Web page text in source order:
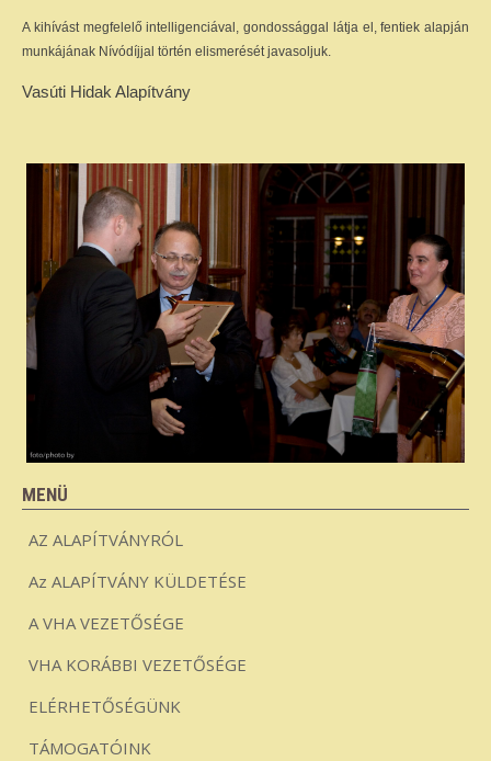
A kihívást megfelelő intelligenciával, gondossággal látja el, fentiek alapján
munkájának Nívódíjjal történ elismerését javasoljuk.
Vasúti Hidak Alapítvány
MENÜ
AZ ALAPÍTVÁNYRÓL
Az ALAPÍTVÁNY KÜLDETÉSE
A VHA VEZETŐSÉGE
VHA KORÁBBI VEZETŐSÉGE
ELÉRHETŐSÉGÜNK
TÁMOGATÓINK